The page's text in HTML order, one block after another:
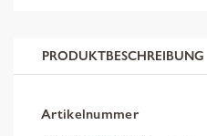
PRODUKTBESCHREIBUNG
Artikelnummer